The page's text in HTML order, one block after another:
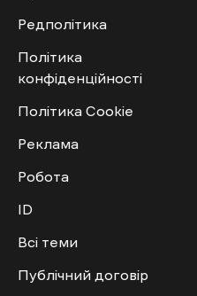
Редполітика
Політика
конфіденційності
Політика Cookie
Реклама
Робота
ID
Всі теми
Публічний договір